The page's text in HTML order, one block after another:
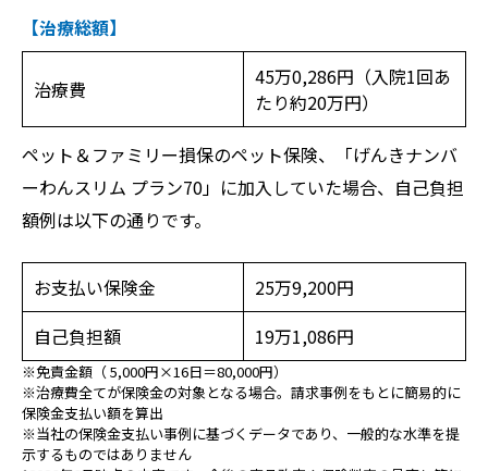
【治療総額】
治療費
45万0,286円（入院1回あ
たり約20万円）
ペット＆ファミリー損保のペット保険、「げんきナンバ
ーわんスリム プラン70」に加入していた場合、自己負担
額例は以下の通りです。
お支払い保険金
25万9,200円
自己負担額
19万1,086円
※免責金額（ 5,000円×16日＝80,000円）
※治療費全てが保険金の対象となる場合。請求事例をもとに簡易的に
保険金支払い額を算出
※当社の保険金支払い事例に基づくデータであり、一般的な水準を提
示するものではありません